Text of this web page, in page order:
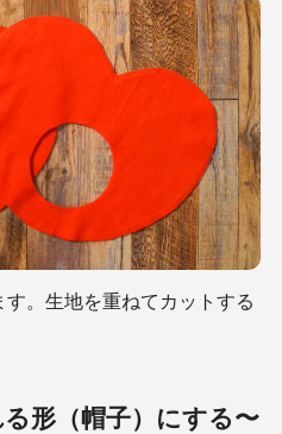
。生地を重ねてカットする
形（帽子）にする〜